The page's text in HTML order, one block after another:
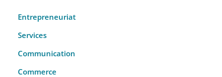
Entrepreneuriat
Services
Communication
Commerce